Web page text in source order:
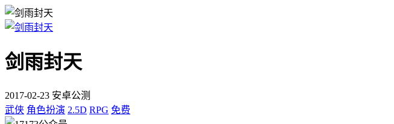
剑雨封天
2017-02-23 安卓公测
武侠 角色扮演 2.5D RPG 免费